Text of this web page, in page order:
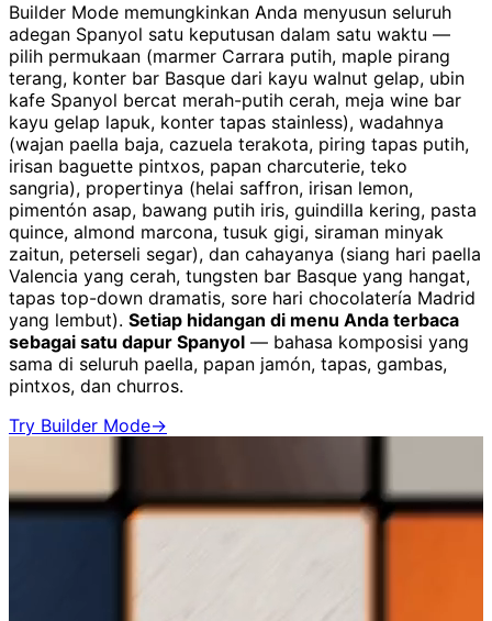
Builder Mode memungkinkan Anda menyusun seluruh
adegan Spanyol satu keputusan dalam satu waktu —
pilih permukaan (marmer Carrara putih, maple pirang
terang, konter bar Basque dari kayu walnut gelap, ubin
kafe Spanyol bercat merah-putih cerah, meja wine bar
kayu gelap lapuk, konter tapas stainless), wadahnya
(wajan paella baja, cazuela terakota, piring tapas putih,
irisan baguette pintxos, papan charcuterie, teko
sangria), propertinya (helai saffron, irisan lemon,
pimentón asap, bawang putih iris, guindilla kering, pasta
quince, almond marcona, tusuk gigi, siraman minyak
zaitun, peterseli segar), dan cahayanya (siang hari paella
Valencia yang cerah, tungsten bar Basque yang hangat,
tapas top-down dramatis, sore hari chocolatería Madrid
yang lembut). Setiap hidangan di menu Anda terbaca
sebagai satu dapur Spanyol — bahasa komposisi yang
sama di seluruh paella, papan jamón, tapas, gambas,
pintxos, dan churros.
Try Builder Mode→